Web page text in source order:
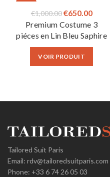
-35%
€1,000.00Le
prix
initial
était :
€650.00Le
prix
actuel
est :
Premium Costume 3
piéces en Lin Bleu Saphire
VOIR PRODUIT
Tailored Suit Paris
Email: rdv@tailoredsuitparis.com
Phone: +33 6 74 26 05 03